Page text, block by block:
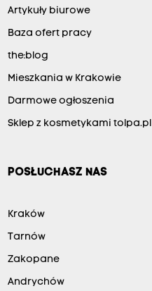
Artykuły biurowe
Baza ofert pracy
the:blog
Mieszkania w Krakowie
Darmowe ogłoszenia
Sklep z kosmetykami tolpa.pl
POSŁUCHASZ NAS
Kraków
Tarnów
Zakopane
Andrychów